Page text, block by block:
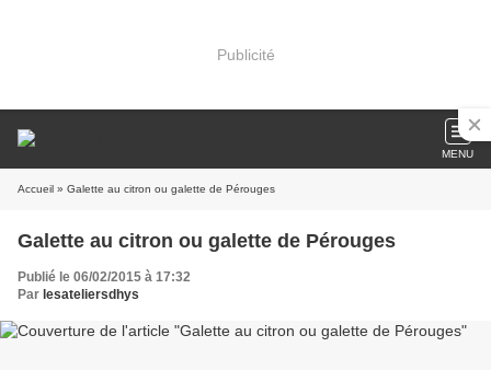
Publicité
MENU
Accueil » Galette au citron ou galette de Pérouges
Galette au citron ou galette de Pérouges
Publié le 06/02/2015 à 17:32
Par lesateliersdhys